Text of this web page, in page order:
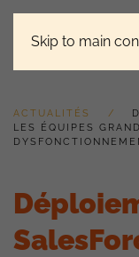
Skip to main
ACTUALITÉS
LES ÉQUIPES